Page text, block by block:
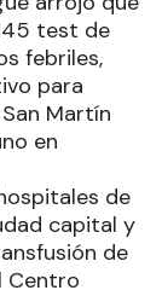
test de
febriles,
para
Martín
en
de
capital y
de
Centro